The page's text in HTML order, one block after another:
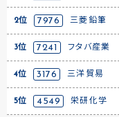
2位 7976 三菱鉛筆
3位 7241 フタバ産業
4位 3176 三洋貿易
5位 4549 栄研化学